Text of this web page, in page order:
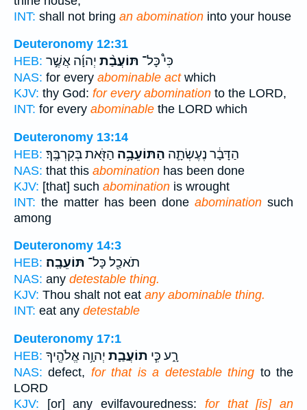
INT: shall not bring an abomination into your house
Deuteronomy 12:31
HEB:
כִּי֩ כָּל־ תּוֹעֲבַ֨ת יְהוָ֜ה אֲשֶׁ֣ר
NAS: for every abominable actwhich
KJV: thy God: for every abomination to the LORD,
INT: for every abominable the LORD which
Deuteronomy 13:14
HEB:
הַדָּבָ֔ר נֶעֶשְׂתָ֛ה הַתּוֹעֵבָ֥ה הַזֹּ֖את בְּקִרְבֶּֽךָ׃
NAS: that this abomination has been done
KJV: [that] such abomination is wrought
INT: the matter has been doneabomination such
among
Deuteronomy 14:3
HEB:
תֹאכַ֖ל כָּל־ תּוֹעֵבָֽה׃
NAS: any detestable thing.
KJV: Thou shalt not eat any abominable thing.
INT: eat any detestable
Deuteronomy 17:1
HEB:
רָ֑ע כִּ֧י תוֹעֲבַ֛ת יְהוָ֥ה אֱלֹהֶ֖יךָ
NAS: defect, for that is a detestable thing to the
LORD
KJV: [or] any evilfavouredness: for that [is] an